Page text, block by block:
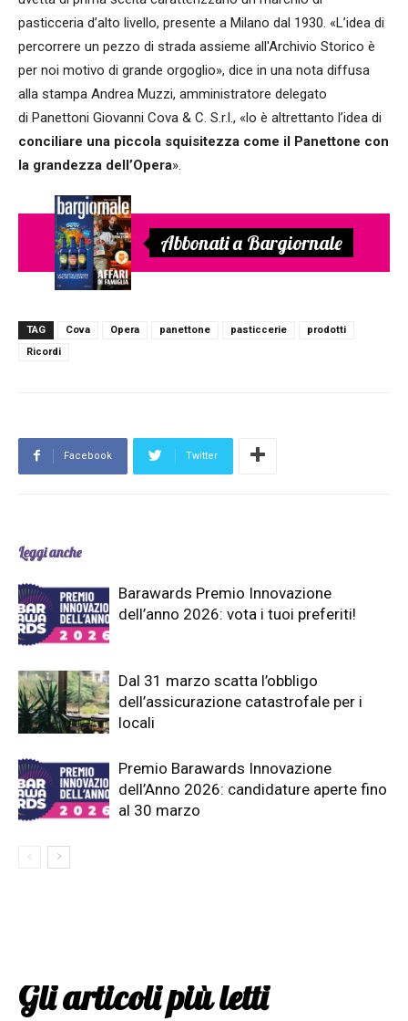
pasticceria d’alto livello, presente a Milano dal 1930. «L’idea di
percorrere un pezzo di strada assieme all'Archivio Storico è
per noi motivo di grande orgoglio», dice in una nota diffusa
alla stampa Andrea Muzzi, amministratore delegato
di Panettoni Giovanni Cova & C. S.r.l., «lo è altrettanto l’idea di
conciliare una piccola squisitezza come il Panettone con
la grandezza dell’Opera».
Abbonati a Bargiornale
TAG Cova Opera panettone pasticcerie
prodotti
Ricordi
Facebook Twitter
Leggi anche
Barawards Premio Innovazione
dell’anno 2026: vota i tuoi preferiti!
Dal 31 marzo scatta l’obbligo
dell’assicurazione catastrofale per i
locali
Premio Barawards Innovazione
dell’Anno 2026: candidature aperte fino
al 30 marzo
Gli articoli più letti